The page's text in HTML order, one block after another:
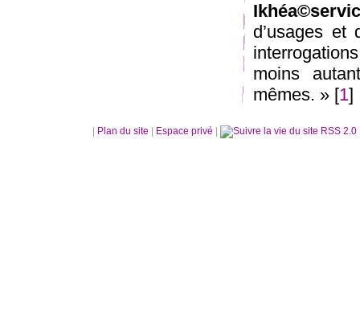
d’usages
moins
mêmes. » [1]
Plan du site Espace privé RSS 2.0